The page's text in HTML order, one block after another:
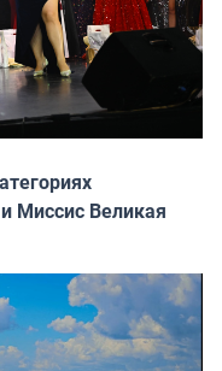
Миссис Великая